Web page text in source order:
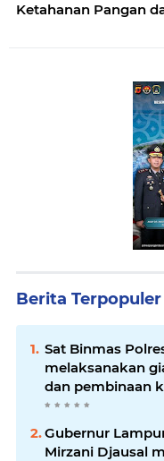
Ketahanan Pangan
Berita Terpopuler
Sat Binmas
melaksanakan
dan pembinaan
pelaksana Sat
Gubernur
Mirzani Djausal